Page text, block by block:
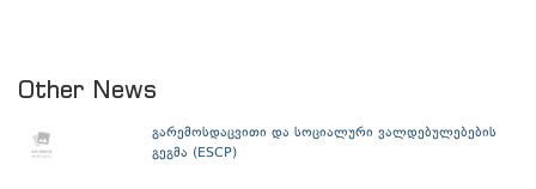
Other News
გარემოსდაცვითი და სოციალური ვალდებულებების
გეგმა (ESCP)